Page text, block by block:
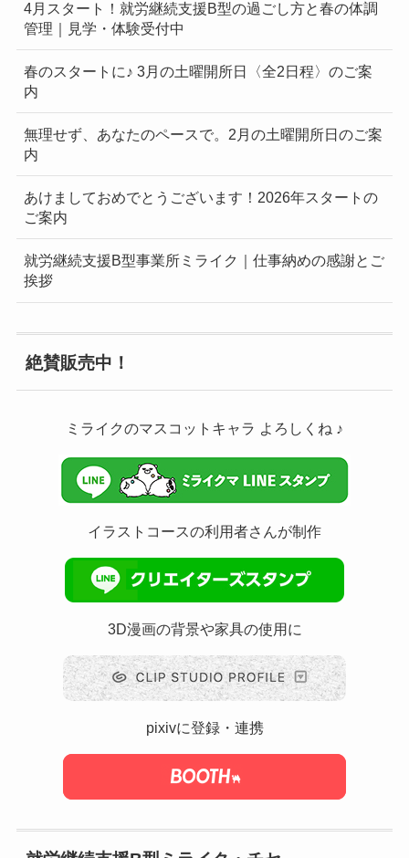
4月スタート！就労継続支援B型の過ごし方と春の体調
管理｜見学・体験受付中
春のスタートに♪ 3月の土曜開所日〈全2日程〉のご案
内
無理せず、あなたのペースで。2月の土曜開所日のご案
内
あけましておめでとうございます！2026年スタートの
ご案内
就労継続支援B型事業所ミライク｜仕事納めの感謝とご
挨拶
絶賛販売中！
ミライクのマスコットキャラ よろしくね ♪
イラストコースの利用者さんが制作
3D漫画の背景や家具の使用に
pixivに登録・連携